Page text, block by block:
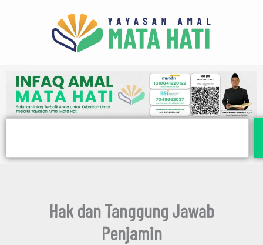
Hak dan Tanggung Jawab
Penjamin